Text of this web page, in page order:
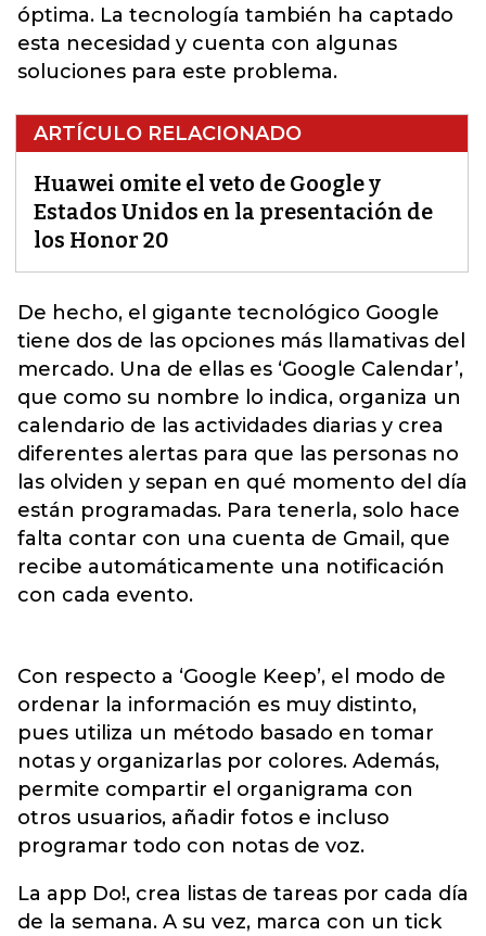
óptima. La tecnología también ha captado
esta necesidad y cuenta con algunas
soluciones para este problema.
ARTÍCULO RELACIONADO
Huawei omite el veto de Google y
Estados Unidos en la presentación de
los Honor 20
De hecho, el gigante tecnológico Google
tiene dos de las opciones más llamativas del
mercado. Una de ellas es ‘Google Calendar’,
que como su nombre lo indica, organiza un
calendario de las actividades diarias y crea
diferentes alertas para que las personas no
las olviden y sepan en qué momento del día
están programadas. Para tenerla, solo hace
falta contar con una cuenta de Gmail, que
recibe automáticamente una notificación
con cada evento.
Con respecto a ‘Google Keep’, el modo de
ordenar la información es muy distinto,
pues utiliza un método basado en tomar
notas y organizarlas por colores. Además,
permite compartir el organigrama con
otros usuarios, añadir fotos e incluso
programar todo con notas de voz.
La app Do!, crea listas de tareas por cada día
de la semana. A su vez, marca con un tick